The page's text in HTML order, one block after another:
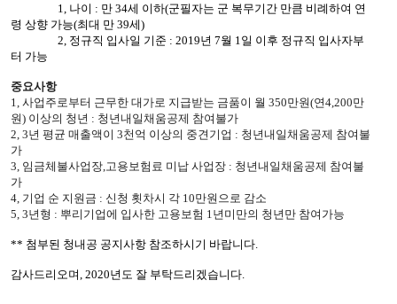
1, 나이 : 만 34세 이하(군필자는 군 복무기간 만큼 비례하여 연
령 상향 가능(최대 만 39세)
2, 정규직 입사일 기준 : 2019년 7월 1일 이후 정규직 입사자부
터 가능
중요사항
1, 사업주로부터 근무한 대가로 지급받는 금품이 월 350만원(연4,200만
원) 이상의 청년 : 청년내일채움공제 참여불가
2, 3년 평균 매출액이 3천억 이상의 중견기업 : 청년내일채움공제 참여불
가
3, 임금체불사업장,고용보험료 미납 사업장 : 청년내일채움공제 참여불
가
4, 기업 순 지원금 : 신청 횟차시 각 10만원으로 감소
5, 3년형 : 뿌리기업에 입사한 고용보험 1년미만의 청년만 참여가능
** 첨부된 청내공 공지사항 참조하시기 바랍니다.
감사드리오며, 2020년도 잘 부탁드리겠습니다.